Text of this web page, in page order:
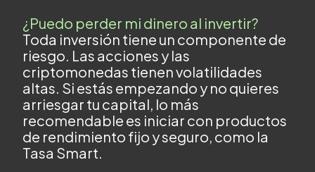
¿Puedo perder mi dinero al invertir?
Toda inversión tiene un componente de
riesgo. Las acciones y las
criptomonedas tienen volatilidades
altas. Si estás empezando y no quieres
arriesgar tu capital, lo más
recomendable es iniciar con productos
de rendimiento fijo y seguro, como la
Tasa Smart.